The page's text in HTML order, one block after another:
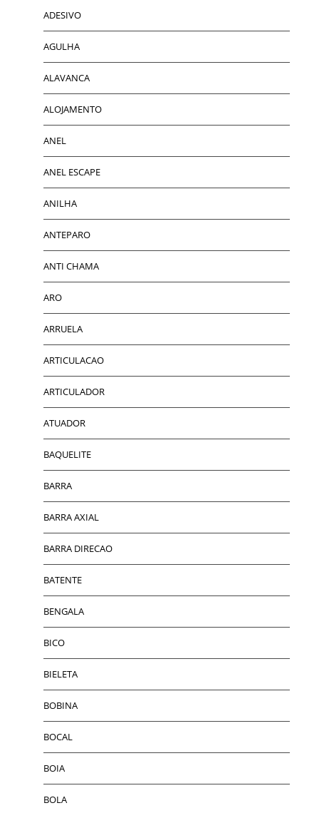
ADESIVO
AGULHA
ALAVANCA
ALOJAMENTO
ANEL
ANEL ESCAPE
ANILHA
ANTEPARO
ANTI CHAMA
ARO
ARRUELA
ARTICULACAO
ARTICULADOR
ATUADOR
BAQUELITE
BARRA
BARRA AXIAL
BARRA DIRECAO
BATENTE
BENGALA
BICO
BIELETA
BOBINA
BOCAL
BOIA
BOLA